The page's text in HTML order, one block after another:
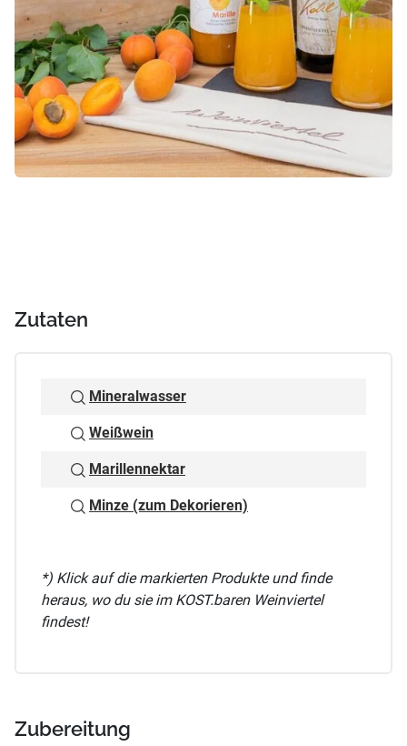
Zutaten
Mineralwasser
Weißwein
Marillennektar
Minze (zum Dekorieren)
*) Klick auf die markierten Produkte und finde
heraus, wo du sie im KOST.baren Weinviertel
findest!
Zubereitung